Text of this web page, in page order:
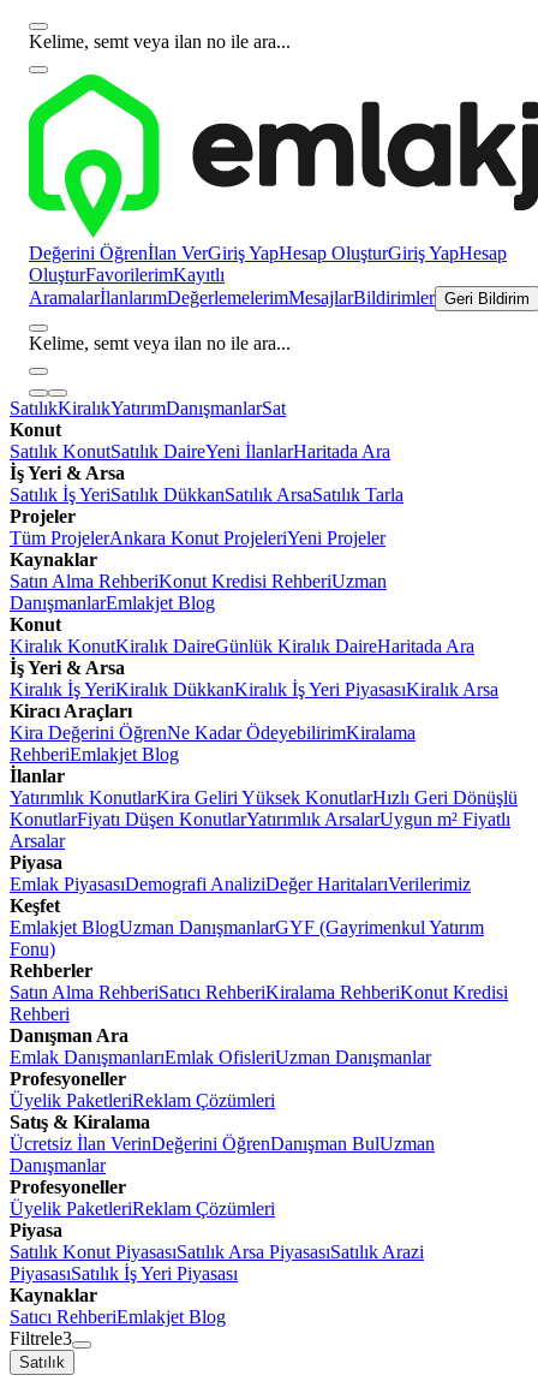
Kelime, semt veya ilan no ile ara...
Değerini Öğrenİlan VerGiriş YapHesap OluşturGiriş YapHesap
OluşturFavorilerimKayıtlı
AramalarİlanlarımDeğerlemelerimMesajlarBildirimler Geri Bildirim
Kelime, semt veya ilan no ile ara...
SatılıkKiralıkYatırımDanışmanlarSat
Konut
Satılık KonutSatılık DaireYeni İlanlarHaritada Ara
İş Yeri & Arsa
Satılık İş YeriSatılık DükkanSatılık ArsaSatılık Tarla
Projeler
Tüm ProjelerAnkara Konut ProjeleriYeni Projeler
Kaynaklar
Satın Alma RehberiKonut Kredisi RehberiUzman
DanışmanlarEmlakjet Blog
Konut
Kiralık KonutKiralık DaireGünlük Kiralık DaireHaritada Ara
İş Yeri & Arsa
Kiralık İş YeriKiralık DükkanKiralık İş Yeri PiyasasıKiralık Arsa
Kiracı Araçları
Kira Değerini ÖğrenNe Kadar ÖdeyebilirimKiralama
RehberiEmlakjet Blog
İlanlar
Yatırımlık KonutlarKira Geliri Yüksek KonutlarHızlı Geri Dönüşlü
KonutlarFiyatı Düşen KonutlarYatırımlık ArsalarUygun m² Fiyatlı
Arsalar
Piyasa
Emlak PiyasasıDemografi AnaliziDeğer HaritalarıVerilerimiz
Keşfet
Emlakjet BlogUzman DanışmanlarGYF (Gayrimenkul Yatırım
Fonu)
Rehberler
Satın Alma RehberiSatıcı RehberiKiralama RehberiKonut Kredisi
Rehberi
Danışman Ara
Emlak DanışmanlarıEmlak OfisleriUzman Danışmanlar
Profesyoneller
Üyelik PaketleriReklam Çözümleri
Satış & Kiralama
Ücretsiz İlan VerinDeğerini ÖğrenDanışman BulUzman
Danışmanlar
Profesyoneller
Üyelik PaketleriReklam Çözümleri
Piyasa
Satılık Konut PiyasasıSatılık Arsa PiyasasıSatılık Arazi
PiyasasıSatılık İş Yeri Piyasası
Kaynaklar
Satıcı RehberiEmlakjet Blog
Filtrele3
Satılık